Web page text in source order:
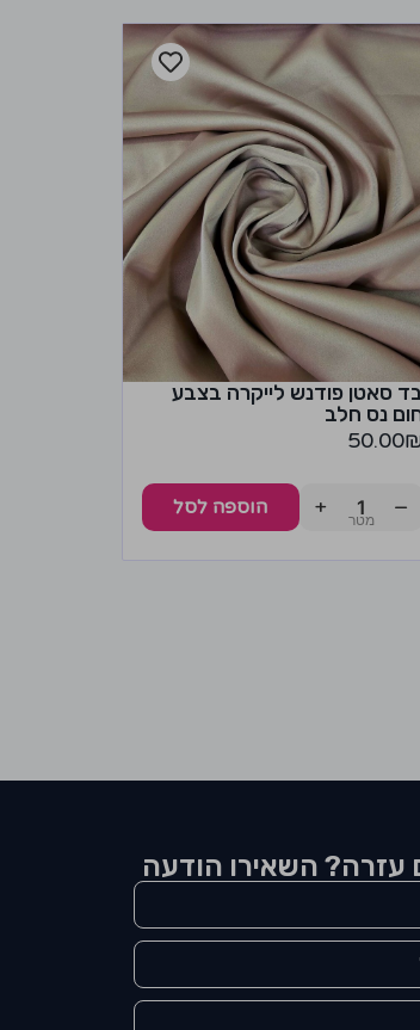
סאטן פודנש לייקרה בצבע
נס חלב
50.00
−
+ הוספה לסל
עזרה? השאירו הודעה